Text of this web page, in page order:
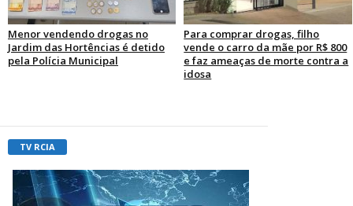
Menor vendendo drogas no
Jardim das Hortências é detido
pela Polícia Municipal
Para comprar drogas, filho
vende o carro da mãe por R$ 800
e faz ameaças de morte contra a
idosa
TV RCIA